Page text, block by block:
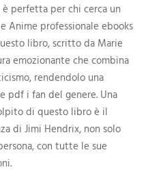
perfetta per chi cerca un
Anime professionale ebooks
libro, scritto da Marie
emozionante che combina
rendendolo una
pdf i fan del genere. Una
di questo libro è il
di Jimi Hendrix, non solo
con tutte le sue